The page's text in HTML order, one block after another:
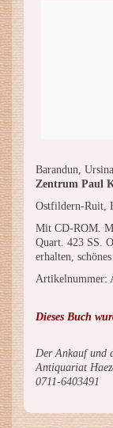
Barandun,
Zentrum Paul
Ostfildern-Ruit,
Mit CD-ROM.
Quart. 423 SS.
erhalten,
Artikelnummer:
Dieses Buch
Der Ankauf und
Antiquariat
0711-6403491